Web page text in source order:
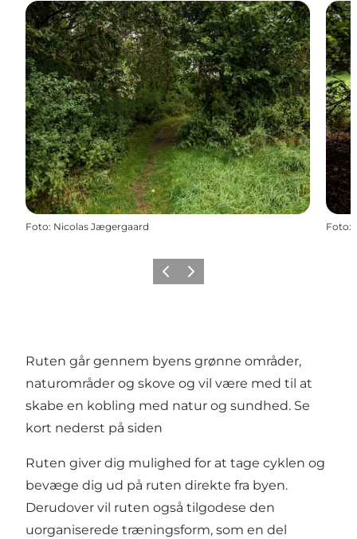
Foto: Nicolas Jægergaard Foto:
Forrige billede
Næste billede
Ruten går gennem byens grønne områder,
naturområder og skove og vil være med til at
skabe en kobling med natur og sundhed. Se
kort nederst på siden
Ruten giver dig mulighed for at tage cyklen og
bevæge dig ud på ruten direkte fra byen.
Derudover vil ruten også tilgodese den
uorganiserede træningsform, som en del